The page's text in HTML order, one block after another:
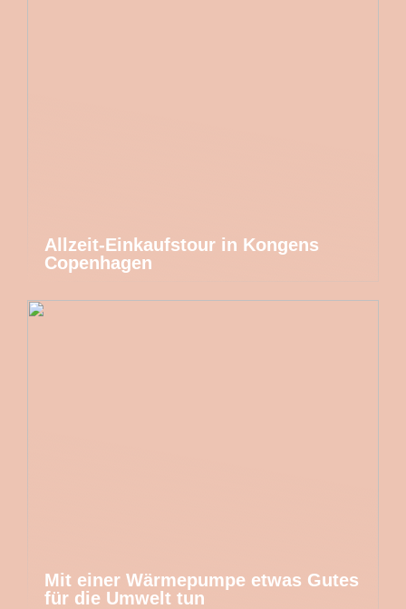
Allzeit-Einkaufstour in Kongens
Copenhagen
Mit einer Wärmepumpe etwas Gutes
für die Umwelt tun